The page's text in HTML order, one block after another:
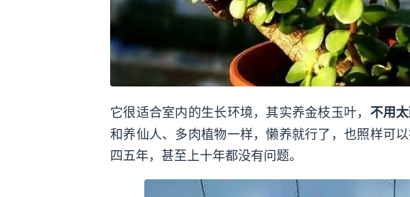
它很适合室内的生长环境，其实养金枝玉叶， 不用
和养仙人、多肉植物一样，懒养就行了，也照样可
四五年，甚至上十年都没有问题。